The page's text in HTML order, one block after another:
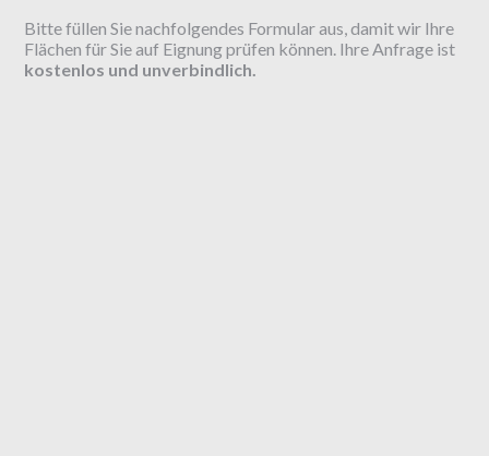
Bitte füllen Sie nachfolgendes Formular aus, damit wir Ihre
Flächen für Sie auf Eignung prüfen können. Ihre Anfrage ist
kostenlos und unverbindlich.